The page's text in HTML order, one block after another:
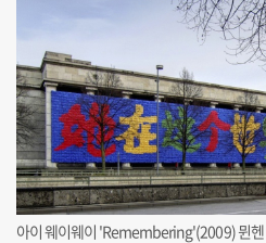
아이 웨이웨이 'Remembering'(2009) 뮌